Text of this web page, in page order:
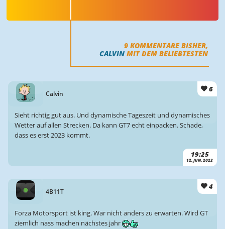
9 KOMMENTARE BISHER,
CALVIN MIT DEM BELIEBTESTEN
Calvin
6
19:25
12. JUN. 2022
Sieht richtig gut aus. Und dynamische Tageszeit und dynamisches
Wetter auf allen Strecken. Da kann GT7 echt einpacken. Schade,
dass es erst 2023 kommt.
4B11T
4
Forza Motorsport ist king. War nicht anders zu erwarten. Wird GT
ziemlich nass machen nächstes jahr